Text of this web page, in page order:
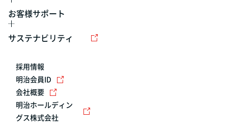
お客様サポート
サステナビリティ
採用情報
明治会員ID
会社概要
明治ホールディン
グス株式会社